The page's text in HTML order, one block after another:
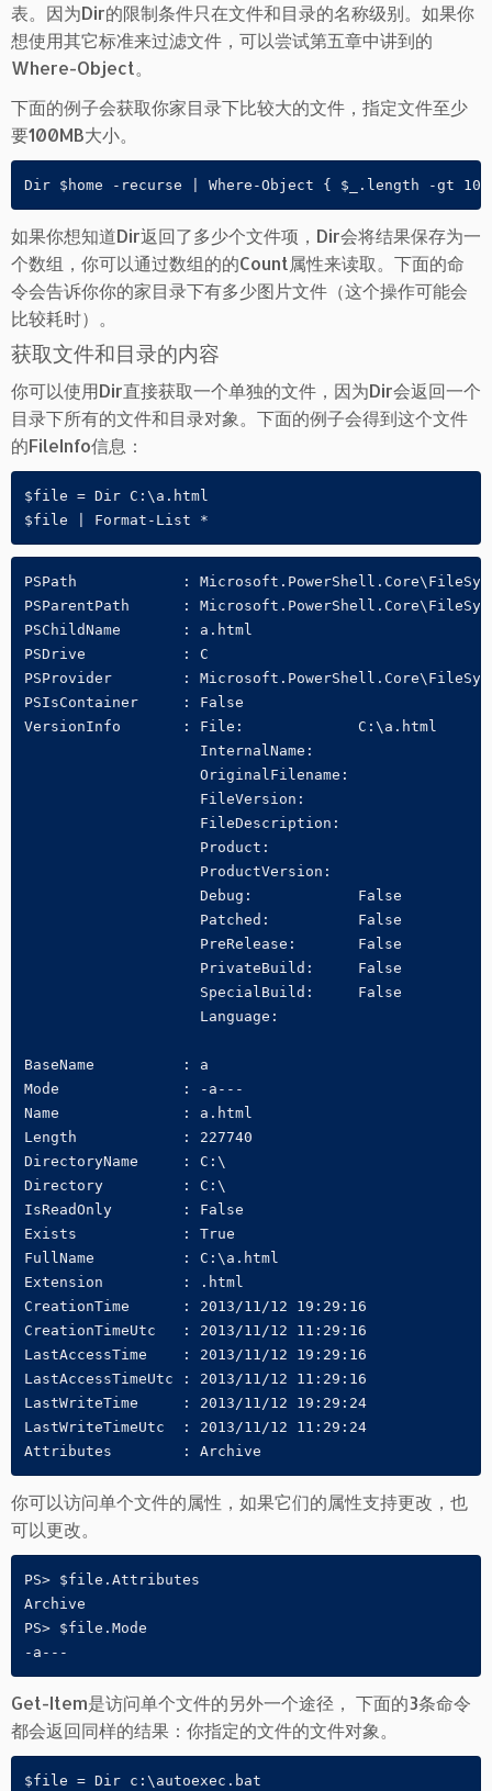
表。因为Dir的限制条件只在文件和目录的名称级别。如果你
想使用其它标准来过滤文件，可以尝试第五章中讲到的
Where-Object。
下面的例子会获取你家目录下比较大的文件，指定文件至少
要100MB大小。
Dir $home -recurse | Where-Object { $_.length -gt
如果你想知道Dir返回了多少个文件项，Dir会将结果保存为一
个数组，你可以通过数组的的Count属性来读取。下面的命
令会告诉你你的家目录下有多少图片文件（这个操作可能会
比较耗时）。
获取文件和目录的内容
你可以使用Dir直接获取一个单独的文件，因为Dir会返回一个
目录下所有的文件和目录对象。下面的例子会得到这个文件
的FileInfo信息：
$file = Dir C:\a.html
$file | Format-List *
PSPath            :
PSParentPath      :
PSChildName       : a.html
PSDrive           : C
PSProvider        :
PSIsContainer     : False
VersionInfo       : File:             C:\a.html
                    InternalName:
                    OriginalFilename:
                    FileVersion:
                    FileDescription:
                    Product:
                    ProductVersion:
                    Debug:            False
                    Patched:          False
                    PreRelease:       False
                    PrivateBuild:     False
                    SpecialBuild:     False
                    Language:
BaseName          : a
Mode              : -a---
Name              : a.html
Length            : 227740
DirectoryName     : C:\
Directory         : C:\
IsReadOnly        : False
Exists            : True
FullName          : C:\a.html
Extension         : .html
CreationTime      : 2013/11/12 19:29:16
CreationTimeUtc   : 2013/11/12 11:29:16
LastAccessTime    : 2013/11/12 19:29:16
LastAccessTimeUtc : 2013/11/12 11:29:16
LastWriteTime     : 2013/11/12 19:29:24
LastWriteTimeUtc  : 2013/11/12 11:29:24
Attributes        : Archive
你可以访问单个文件的属性，如果它们的属性支持更改，也
可以更改。
PS> $file.Attributes
Archive
PS> $file.Mode
-a---
Get-Item是访问单个文件的另外一个途径， 下面的3条命令
都会返回同样的结果：你指定的文件的文件对象。
$file = Dir c:\autoexec.bat